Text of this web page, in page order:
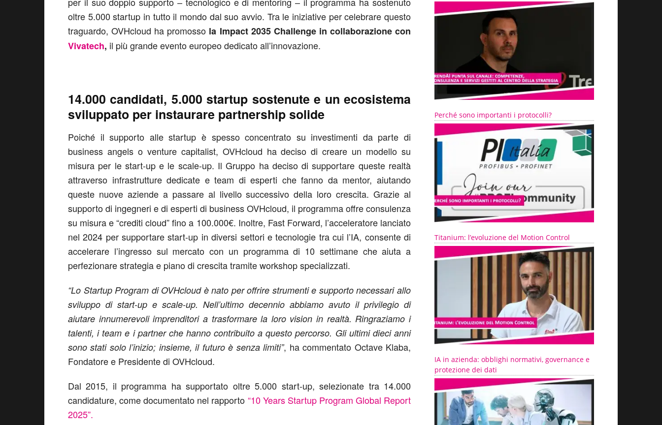
oltre 5.000 startup in tutto il mondo dal suo avvio. Tra le iniziative per celebrare questo
traguardo, OVHcloud ha promosso la Impact 2035 Challenge in collaborazione con
Vivatech, il più grande evento europeo dedicato all’innovazione.
14.000 candidati, 5.000 startup sostenute e un ecosistema
sviluppato per instaurare partnership solide
Poiché il supporto alle startup è spesso concentrato su investimenti da parte di
business angels o venture capitalist, OVHcloud ha deciso di creare un modello su
misura per le start-up e le scale-up. Il Gruppo ha deciso di supportare queste realtà
attraverso infrastrutture dedicate e team di esperti che fanno da mentor, aiutando
queste nuove aziende a passare al livello successivo della loro crescita. Grazie al
supporto di ingegneri e di esperti di business OVHcloud, il programma offre consulenza
su misura e “crediti cloud” fino a 100.000€. Inoltre, Fast Forward, l’acceleratore lanciato
nel 2024 per supportare start-up in diversi settori e tecnologie tra cui l’IA, consente di
accelerare l’ingresso sul mercato con un programma di 10 settimane che aiuta a
perfezionare strategia e piano di crescita tramite workshop specializzati.
“Lo Startup Program di OVHcloud è nato per offrire strumenti e supporto necessari allo
sviluppo di start-up e scale-up. Nell’ultimo decennio abbiamo avuto il privilegio di
aiutare innumerevoli imprenditori a trasformare la loro vision in realtà. Ringraziamo i
talenti, i team e i partner che hanno contribuito a questo percorso. Gli ultimi dieci anni
sono stati solo l’inizio; insieme, il futuro è senza limiti”, ha commentato Octave Klaba,
Fondatore e Presidente di OVHcloud.
Dal 2015, il programma ha supportato oltre 5.000 start-up, selezionate tra 14.000
candidature, come documentato nel rapporto “10 Years Startup Program Global Report
2025”.
Perché sono importanti i protocolli?
Titanium: l’evoluzione del Motion Control
IA in azienda: obblighi normativi, governance e
protezione dei dati